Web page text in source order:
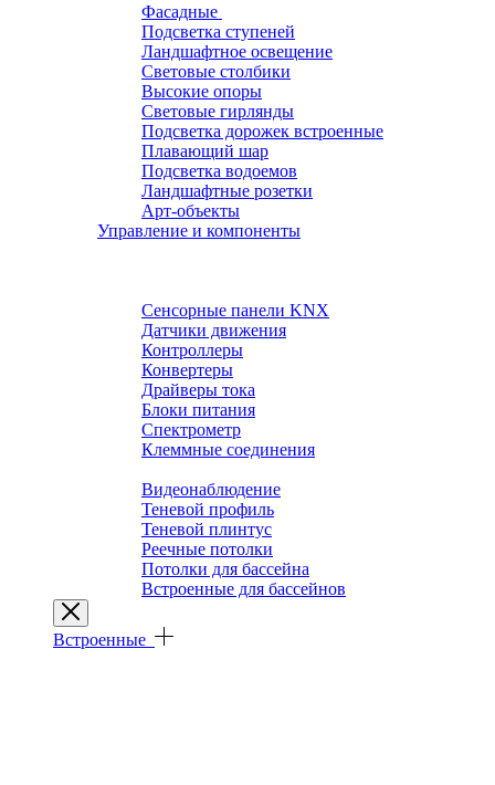
Фасадные
Подсветка ступеней
Ландшафтное освещение
Световые столбики
Высокие опоры
Световые гирлянды
Подсветка дорожек встроенные
Плавающий шар
Подсветка водоемов
Ландшафтные розетки
Арт-объекты
Управление и компоненты
Сенсорные панели KNX
Датчики движения
Контроллеры
Конвертеры
Драйверы тока
Блоки питания
Спектрометр
Клеммные соединения
Видеонаблюдение
Теневой профиль
Теневой плинтус
Реечные потолки
Потолки для бассейна
Встроенные для бассейнов
Встроенные